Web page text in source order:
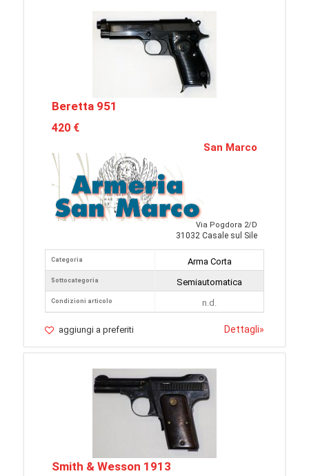
Beretta 951
420 €
San Marco
Via Pogdora 2/D
31032 Casale sul Sile
Categoria
Sottocategoria
Condizioni articolo
Arma Corta
Semiautomatica
n.d.
aggiungi a preferiti Dettagli»
Smith & Wesson 1913